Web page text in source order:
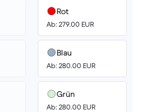
Rot
Ab: 279.00 EUR
Blau
Ab: 280.00 EUR
Grün
Ab: 280.00 EUR